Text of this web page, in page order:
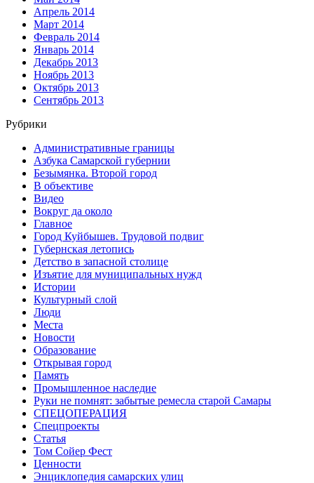
Апрель 2014
Март 2014
Февраль 2014
Январь 2014
Декабрь 2013
Ноябрь 2013
Октябрь 2013
Сентябрь 2013
Рубрики
Административные границы
Азбука Самарской губернии
Безымянка. Второй город
В объективе
Видео
Вокруг да около
Главное
Город Куйбышев. Трудовой подвиг
Губернская летопись
Детство в запасной столице
Изъятие для муниципальных нужд
Истории
Культурный слой
Люди
Места
Новости
Образование
Открывая город
Память
Промышленное наследие
Руки не помнят: забытые ремесла старой Самары
СПЕЦОПЕРАЦИЯ
Спецпроекты
Статья
Том Сойер Фест
Ценности
Энциклопедия самарских улиц